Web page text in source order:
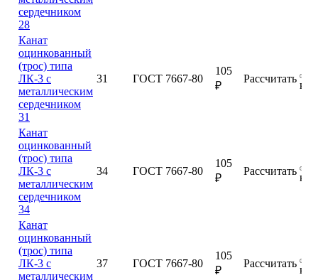
сердечником
28
Канат
оцинкованный
(трос) типа
ЛК-3 с
металлическим
сердечником
31
31 ГОСТ 7667-80
105
₽
Рассчитать
Канат
оцинкованный
(трос) типа
ЛК-3 с
металлическим
сердечником
34
34 ГОСТ 7667-80
105
₽
Рассчитать
Канат
оцинкованный
(трос) типа
ЛК-3 с
металлическим
37 ГОСТ 7667-80
105
₽
Рассчитать